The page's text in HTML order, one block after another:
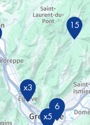
15
6
x3
x5